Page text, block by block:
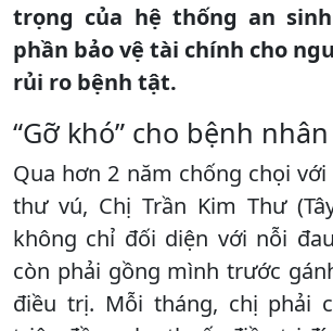
trọng của hệ thống an
phần bảo vệ tài chính cho
rủi ro bệnh tật.
“Gỡ khó” cho bệnh
Qua hơn 2 năm chống chọi
thư vú, Chị Trần Kim Thư
không chỉ đối diện với nỗi
còn phải gồng mình trước
điều trị. Mỗi tháng, chị phải